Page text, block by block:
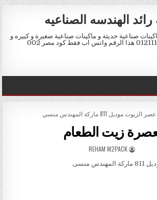
الهندسه الصناعيه
صناعية حديثة و ماكينات صناعية صغيرة و كبيره و
موديل 811 ماركة المهندس منسي
زيت الطعام
AUTHOR:
REHAM M2PACK
منسى